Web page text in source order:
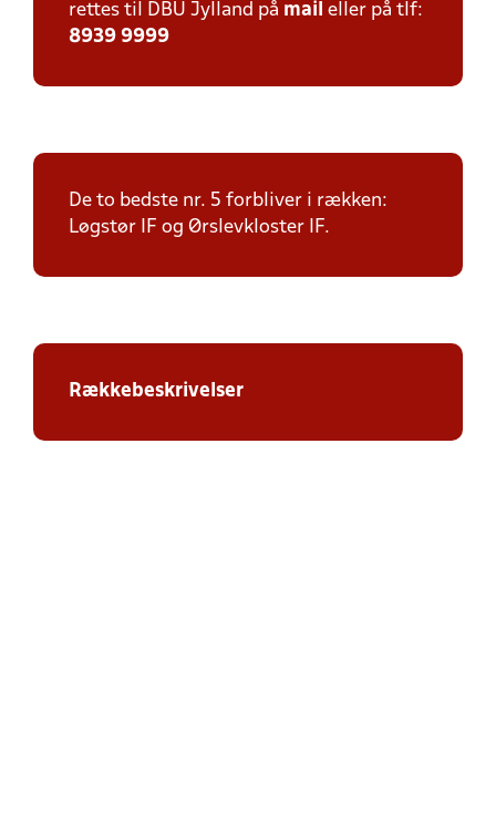
rettes til DBU Jylland på mail eller på tlf:
8939 9999
De to bedste nr. 5 forbliver i rækken:
Løgstør IF og Ørslevkloster IF.
Rækkebeskrivelser